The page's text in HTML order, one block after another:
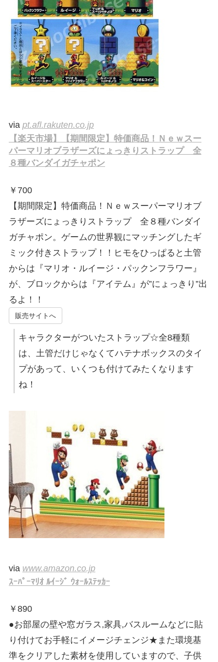
via pt.afl.rakuten.co.jp
【楽天市場】【期間限定】特価商品！Ｎｅｗスー
パーマリオブラザーズにょっきりストラップ 全
８種バンダイガチャポン
￥ 700
【期間限定】特価商品！Ｎｅｗスーパーマリオブ
ラザーズにょっきりストラップ 全８種バンダイ
ガチャポン。ゲームの世界観にマッチングしたギ
ミック付きストラップ！！ヒモをひっぱると土管
からは『マリオ・ルイージ・パックンフラワー』
が、ブロックからは『アイテム』が”にょっきり”出
るよ！！
販売サイトへ
キャラクターがついたストラップ☆全8種類
は、土管だけじゃなくてハテナボックスのタイ
プがあって、いくつも付けてみたくなります
ね！
via www.amazon.co.jp
ｽｰﾊﾟｰﾏﾘｵ ﾙｲｰｼﾞ ｳｫｰﾙｽﾃｯｶｰ
￥ 890
●お部屋の壁や窓ガラス,家具,バスルームなどに貼
り付けてお手軽にイメージチェンジ★また環境基
準をクリアした素材を使用していますので、子供